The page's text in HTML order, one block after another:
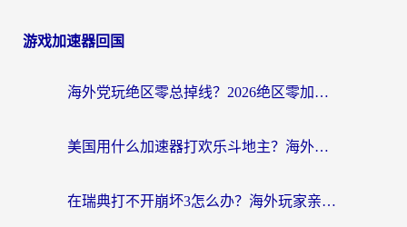
游戏加速器回国
海外党玩绝区零总掉线？2026绝区零加速器推荐+跨平台国服游戏加速攻略
美国用什么加速器打欢乐斗地主？海外党亲测有效的国服游戏加速指南
在瑞典打不开崩坏3怎么办？海外玩家亲测有效的国服游戏加速指南